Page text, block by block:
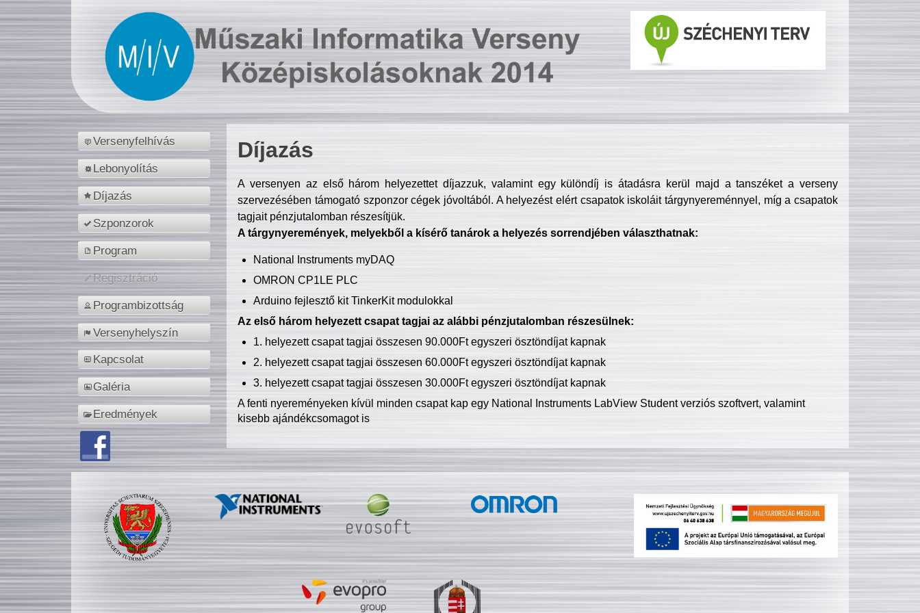
Versenyfelhívás
Lebonyolítás
Díjazás
Szponzorok
Program
Regisztráció
Programbizottság
Versenyhelyszín
Kapcsolat
Galéria
Eredmények
Díjazás
A versenyen az első három helyezettet díjazzuk, valamint egy különdíj is átadásra kerül majd a tanszéket a verseny
szervezésében támogató szponzor cégek jóvoltából. A helyezést elért csapatok iskoláit tárgynyereménnyel, míg a csapatok
tagjait pénzjutalomban részesítjük.
A tárgynyeremények, melyekből a kísérő tanárok a helyezés sorrendjében választhatnak:
National Instruments myDAQ
OMRON CP1LE PLC
Arduino fejlesztő kit TinkerKit modulokkal
Az első három helyezett csapat tagjai az alábbi pénzjutalomban részesülnek:
1. helyezett csapat tagjai összesen 90.000Ft egyszeri ösztöndíjat kapnak
2. helyezett csapat tagjai összesen 60.000Ft egyszeri ösztöndíjat kapnak
3. helyezett csapat tagjai összesen 30.000Ft egyszeri ösztöndíjat kapnak
A fenti nyereményeken kívül minden csapat kap egy National Instruments LabView Student verziós szoftvert, valamint
kisebb ajándékcsomagot is